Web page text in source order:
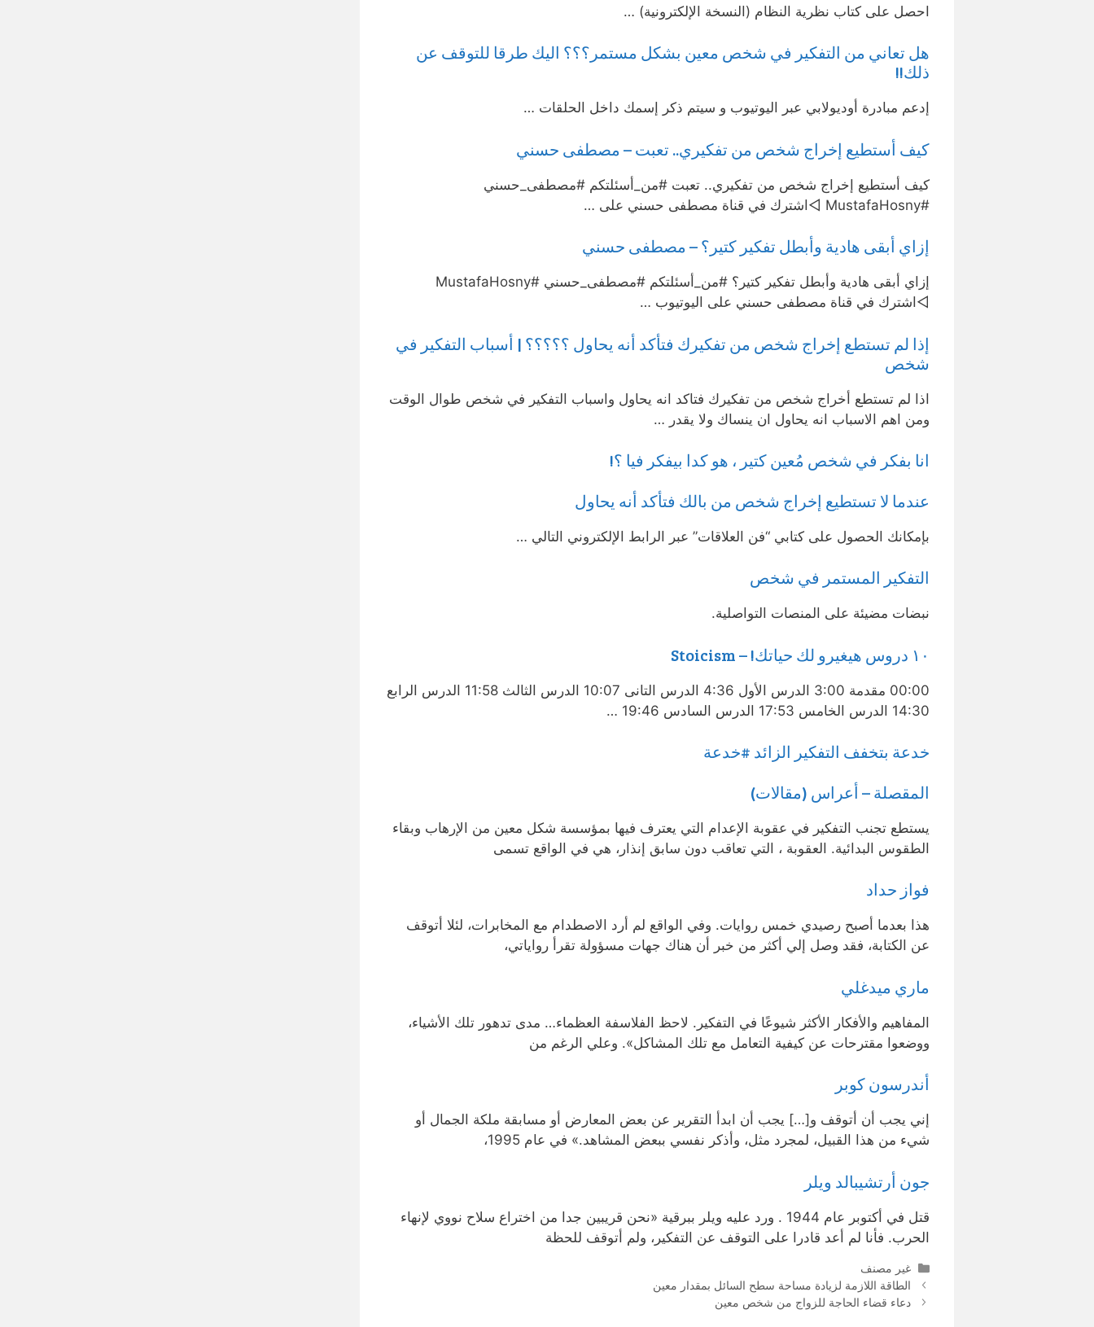
احصل على كتاب نظرية النظام (النسخة الإلكترونية) …
هل تعاني من التفكير في شخص معين بشكل مستمر؟؟؟ اليك طرقا للتوقف عن
ذلك!!
إدعم مبادرة أوديولابي عبر اليوتيوب و سيتم ذكر إسمك داخل الحلقات …
كيف أستطيع إخراج شخص من تفكيري.. تعبت – مصطفى حسني
كيف أستطيع إخراج شخص من تفكيري.. تعبت #من_أسئلتكم #مصطفى_حسني
#MustafaHosny ◁اشترك في قناة مصطفى حسني على …
إزاي أبقى هادية وأبطل تفكير كتير؟ – مصطفى حسني
إزاي أبقى هادية وأبطل تفكير كتير؟ #من_أسئلتكم #مصطفى_حسني #MustafaHosny
◁اشترك في قناة مصطفى حسني على اليوتيوب …
إذا لم تستطع إخراج شخص من تفكيرك فتأكد أنه يحاول ؟؟؟؟؟ | أسباب التفكير في
شخص
اذا لم تستطع أخراج شخص من تفكيرك فتاكد انه يحاول واسباب التفكير في شخص طوال الوقت
ومن اهم الاسباب انه يحاول ان ينساك ولا يقدر …
انا بفكر في شخص مُعين كتير ، هو كدا بيفكر فيا ؟!
عندما لا تستطيع إخراج شخص من بالك فتأكد أنه يحاول
بإمكانك الحصول على كتابي “فن العلاقات” عبر الرابط الإلكتروني التالي …
التفكير المستمر في شخص
نبضات مضيئة على المنصات التواصلية.
١٠ دروس هيغيرو لك حياتك! – Stoicism
00:00 مقدمة 3:00 الدرس الأول 4:36 الدرس التانى 10:07 الدرس الثالث 11:58 الدرس الرابع
14:30 الدرس الخامس 17:53 الدرس السادس 19:46 …
خدعة بتخفف التفكير الزائد #خدعة
المقصلة – أعراس (مقالات)
يستطع تجنب التفكير في عقوبة الإعدام التي يعترف فيها بمؤسسة شكل معين من الإرهاب وبقاء
الطقوس البدائية. العقوبة ، التي تعاقب دون سابق إنذار، هي في الواقع تسمى
فواز حداد
هذا بعدما أصبح رصيدي خمس روايات. وفي الواقع لم أرد الاصطدام مع المخابرات، لئلا أتوقف
عن الكتابة، فقد وصل إلي أكثر من خبر أن هناك جهات مسؤولة تقرأ رواياتي،
ماري ميدغلي
المفاهيم والأفكار الأكثر شيوعًا في التفكير. لاحظ الفلاسفة العظماء… مدى تدهور تلك الأشياء،
ووضعوا مقترحات عن كيفية التعامل مع تلك المشاكل». وعلي الرغم من
أندرسون كوبر
إني يجب أن أتوقف و[…] يجب أن ابدأ التقرير عن بعض المعارض أو مسابقة ملكة الجمال أو
شيء من هذا القبيل، لمجرد مثل، وأذكر نفسي ببعض المشاهد.» في عام 1995،
جون أرتشيبالد ويلر
قتل في أكتوبر عام 1944 . ورد عليه ويلر ببرقية «نحن قريبين جدا من اختراع سلاح نووي لإنهاء
الحرب. فأنا لم أعد قادرا على التوقف عن التفكير، ولم أتوقف للحظة
التصنيفات
غير مصنف
الطاقة اللازمة لزيادة مساحة سطح السائل بمقدار معين
دعاء قضاء الحاجة للزواج من شخص معين